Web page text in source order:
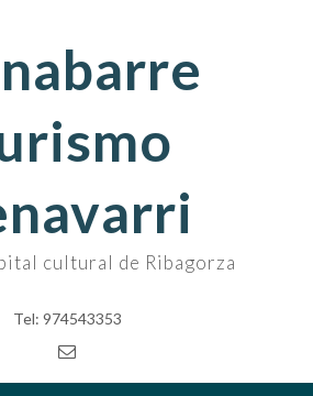
cultural de Ribagorza
Tel: 974543353